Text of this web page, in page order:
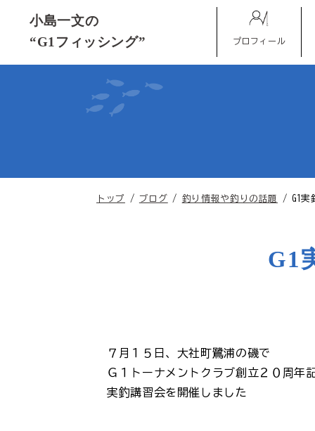
小島一文の
“G1フィッシング”
プロフィール
現
トップ / ブログ / 釣り情報や釣りの話題 /G1
G1
７月１５日、大社町鷺浦の磯で
Ｇ１トーナメントクラブ創立２０周年
実釣講習会を開催しました